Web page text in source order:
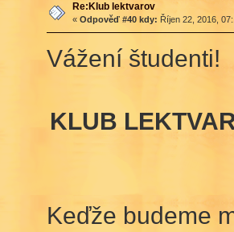
Re:Klub lektvarov
« Odpověď #40 kdy: Říjen 22, 2016,
Vážení študenti!
KLUB
Keďže budeme